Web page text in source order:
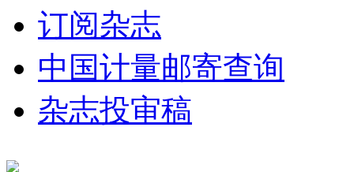
订阅杂志
中国计量邮寄查询
杂志投审稿